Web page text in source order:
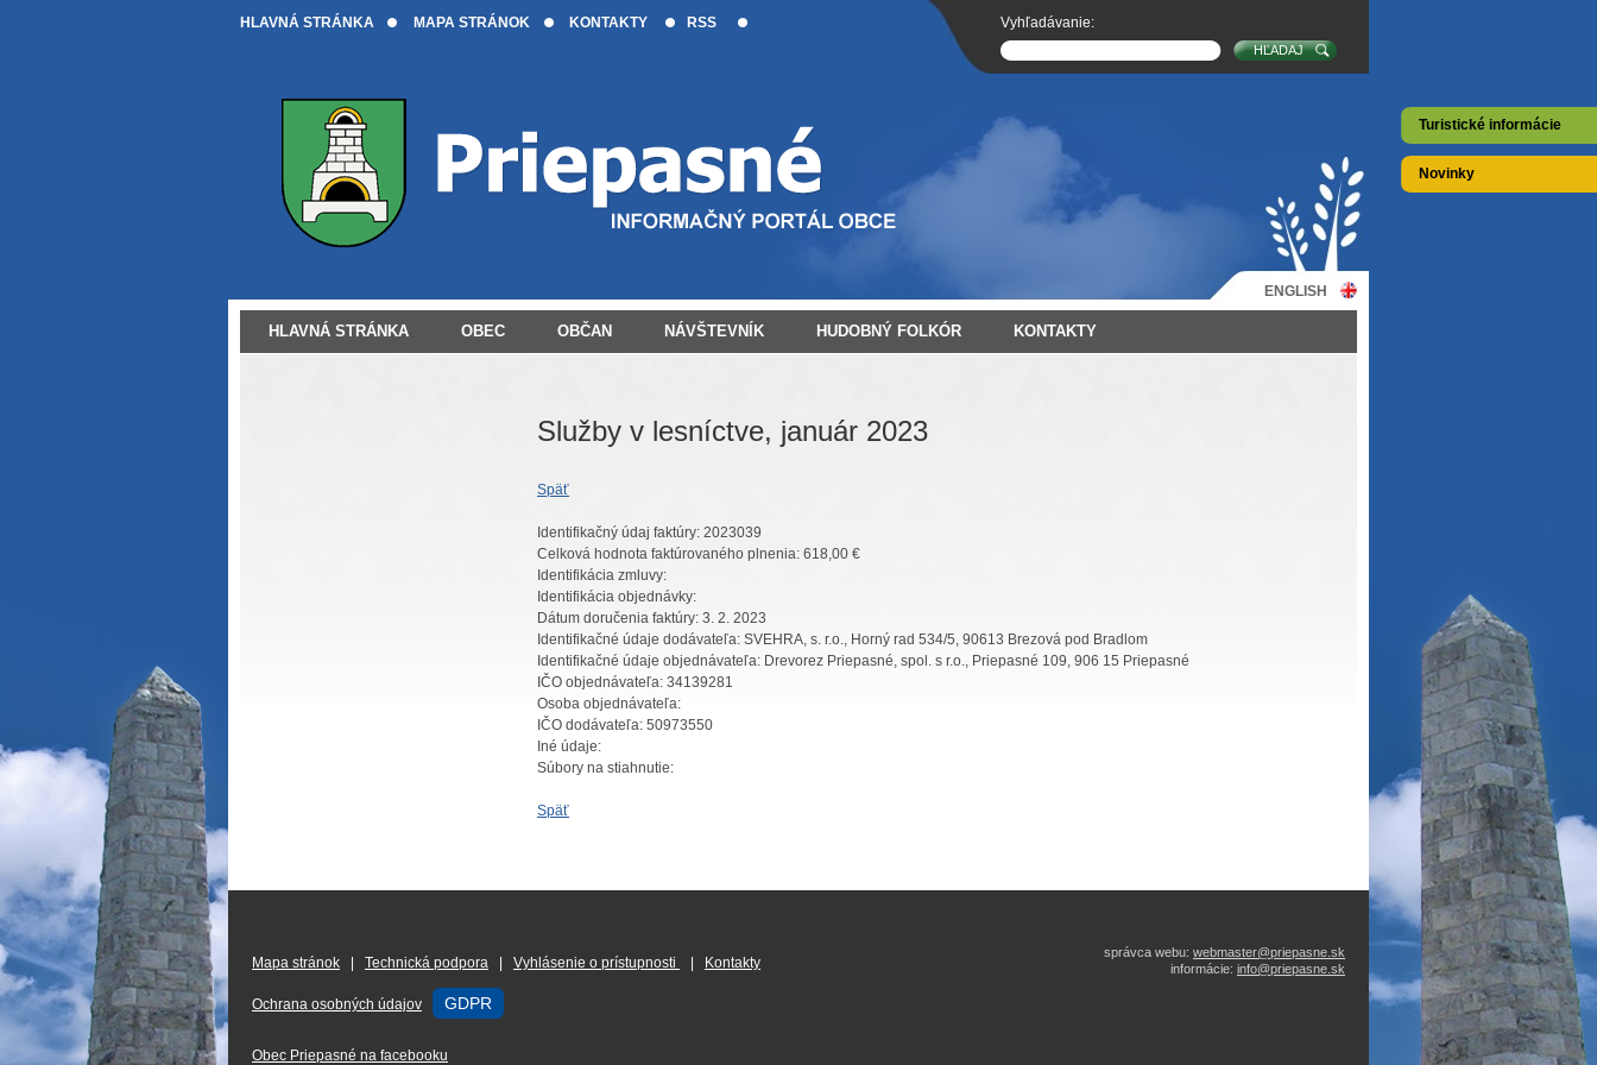
Turistické informácie
Novinky
HLAVNÁ STRÁNKA MAPA STRÁNOK KONTAKTY RSS Vyhľadávanie:
ENGLISH
HLAVNÁ STRÁNKA OBEC OBČAN NÁVŠTEVNÍK HUDOBNÝ FOLKÓR KONTAKTY
Služby v lesníctve, január 2023
Späť
Identifikačný údaj faktúry: 2023039
Celková hodnota faktúrovaného plnenia: 618,00 €
Identifikácia zmluvy:
Identifikácia objednávky:
Dátum doručenia faktúry: 3. 2. 2023
Identifikačné údaje dodávateľa: SVEHRA, s. r.o., Horný rad 534/5, 90613 Brezová pod Bradlom
Identifikačné údaje objednávateľa: Drevorez Priepasné, spol. s r.o., Priepasné 109, 906 15 Priepasné
IČO objednávateľa: 34139281
Osoba objednávateľa:
IČO dodávateľa: 50973550
Iné údaje:
Súbory na stiahnutie:
Späť
Mapa stránok Technická podpora Vyhlásenie o prístupnosti Kontakty
Ochrana osobných údajov GDPR
Obec Priepasné na facebooku
správca webu: webmaster@priepasne.sk
informácie: info@priepasne.sk